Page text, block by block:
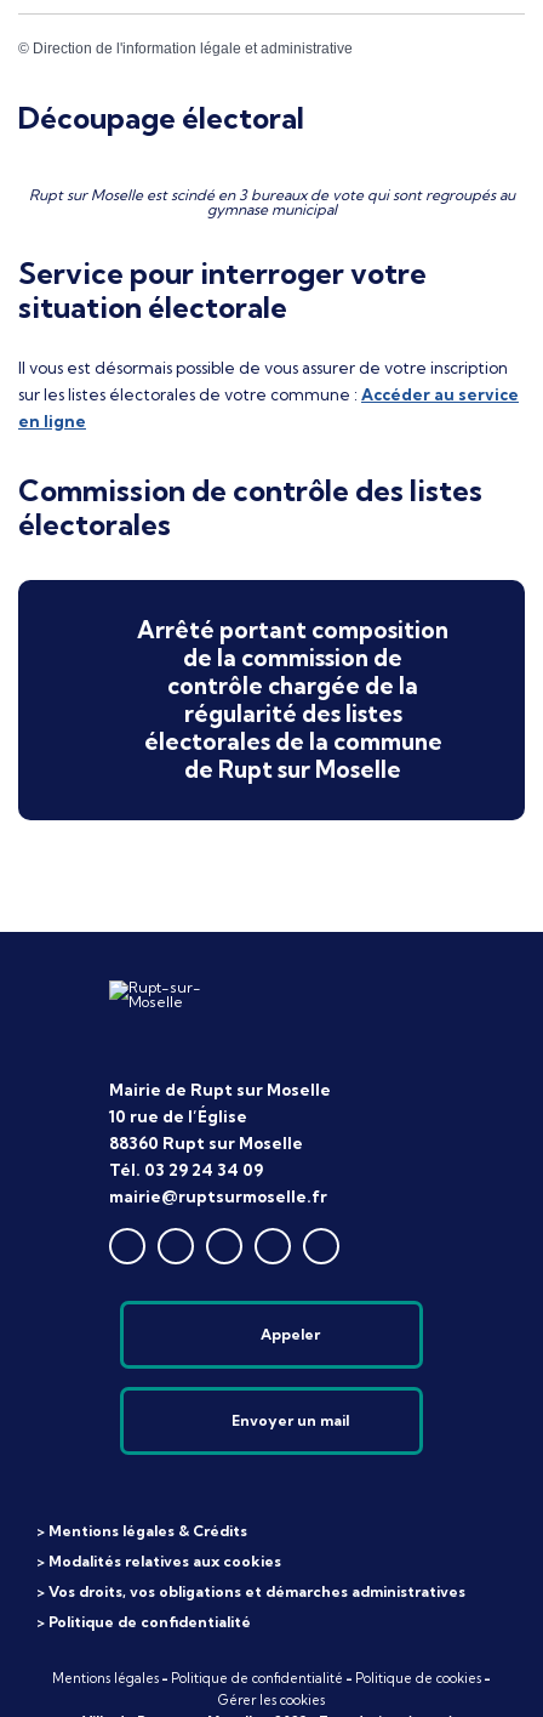
© Direction de l'information légale et administrative
Découpage électoral
Rupt sur Moselle est scindé en 3 bureaux de vote qui sont regroupés au
gymnase municipal
Service pour interroger votre
situation électorale
Il vous est désormais possible de vous assurer de votre inscription
sur les listes électorales de votre commune : Accéder au service
en ligne
Commission de contrôle des listes
électorales
Arrêté portant composition
de la commission de
contrôle chargée de la
régularité des listes
électorales de la commune
de Rupt sur Moselle
Mairie de Rupt sur Moselle
10 rue de l’Église
88360 Rupt sur Moselle
Tél. 03 29 24 34 09
mairie@ruptsurmoselle.fr
Appeler
Envoyer un mail
> Mentions légales & Crédits
> Modalités relatives aux cookies
> Vos droits, vos obligations et démarches administratives
> Politique de confidentialité
Mentions légales - Politique de confidentialité - Politique de cookies -
Gérer les cookies